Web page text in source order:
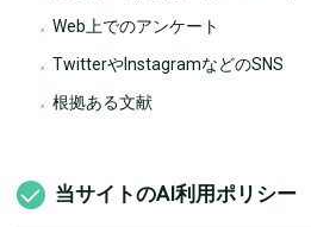
Web上でのアンケート
TwitterやInstagramなどのSNS
根拠ある文献
当サイトのAI利用ポリシー